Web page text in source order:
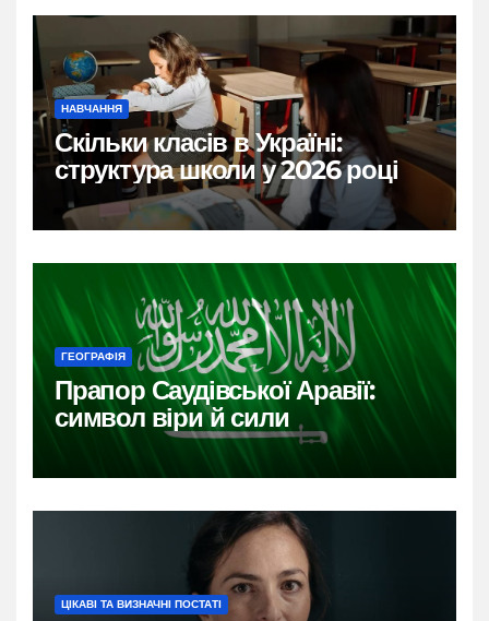
НАВЧАННЯ
Скільки класів в Україні:
структура школи у 2026 році
ГЕОГРАФІЯ
Прапор Саудівської Аравії:
символ віри й сили
ЦІКАВІ ТА ВИЗНАЧНІ ПОСТАТІ